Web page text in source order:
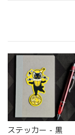
ステッカー - 黒